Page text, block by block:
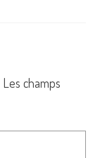
Les champs